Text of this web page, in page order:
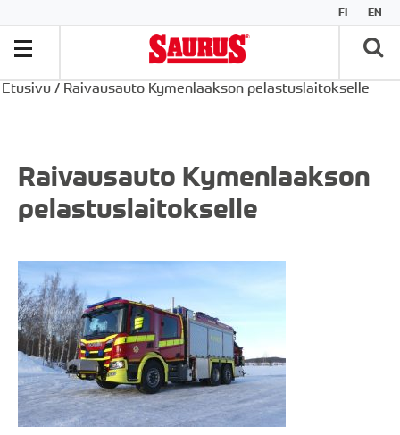
FI EN
Etusivu / Raivausauto Kymenlaakson pelastuslaitokselle
Raivausauto Kymenlaakson
pelastuslaitokselle